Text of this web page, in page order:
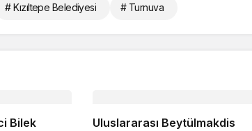
# Kızıltepe Belediyesi # Turnuva
Bilek
Uluslararası Beytülmakdis